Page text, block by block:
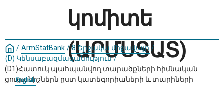
կոմիտե
(ԱՐՄՍՏԱՏ)
English
/ ArmStatBank / 8 Շրջակա միջավայր /
(D) Կենսաբազմազանություն /
(D1)Հատուկ պահպանվող տարածքների հիմնական
ցուցանիշներն ըստ կատեգորիաների և տարիների